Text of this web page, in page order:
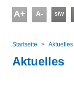
A+ A- s/w
Startseite
Aktuelles
Aktuelles